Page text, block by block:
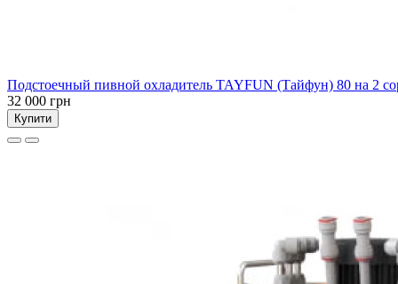
Подстоечный пивной охладитель TAYFUN (Тайфун) 80 на 2
32 000 грн
Купити